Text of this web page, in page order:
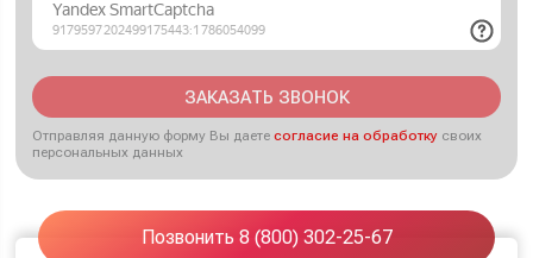
ЗАКАЗАТЬ ЗВОНОК
Отправляя данную форму Вы даетесогласие на обработку своих
персональных данных
Позвонить 8 (800) 302-25-67